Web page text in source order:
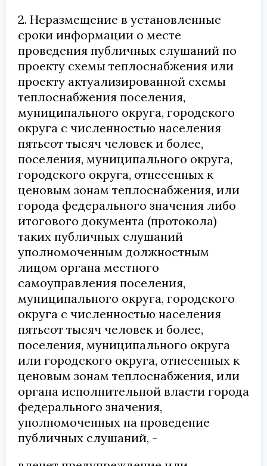
2. Неразмещение в установленные
сроки информации о месте
проведения публичных слушаний по
проекту схемы теплоснабжения или
проекту актуализированной схемы
теплоснабжения поселения,
муниципального округа, городского
округа с численностью населения
пятьсот тысяч человек и более,
поселения, муниципального округа,
городского округа, отнесенных к
ценовым зонам теплоснабжения, или
города федерального значения либо
итогового документа (протокола)
таких публичных слушаний
уполномоченным должностным
лицом органа местного
самоуправления поселения,
муниципального округа, городского
округа с численностью населения
пятьсот тысяч человек и более,
поселения, муниципального округа
или городского округа, отнесенных к
ценовым зонам теплоснабжения, или
органа исполнительной власти города
федерального значения,
уполномоченных на проведение
публичных слушаний, -